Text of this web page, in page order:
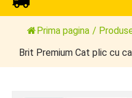
Prima pagina /
Brit Premium Cat plic cu